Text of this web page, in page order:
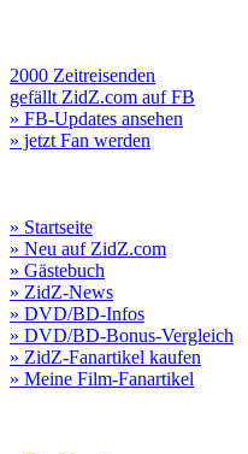
2000 Zeitreisenden
gefällt ZidZ.com auf FB
» FB-Updates ansehen
» jetzt Fan werden
» Startseite
» Neu auf ZidZ.com
» Gästebuch
» ZidZ-News
» DVD/BD-Infos
» DVD/BD-Bonus-Vergleich
» ZidZ-Fanartikel kaufen
» Meine Film-Fanartikel